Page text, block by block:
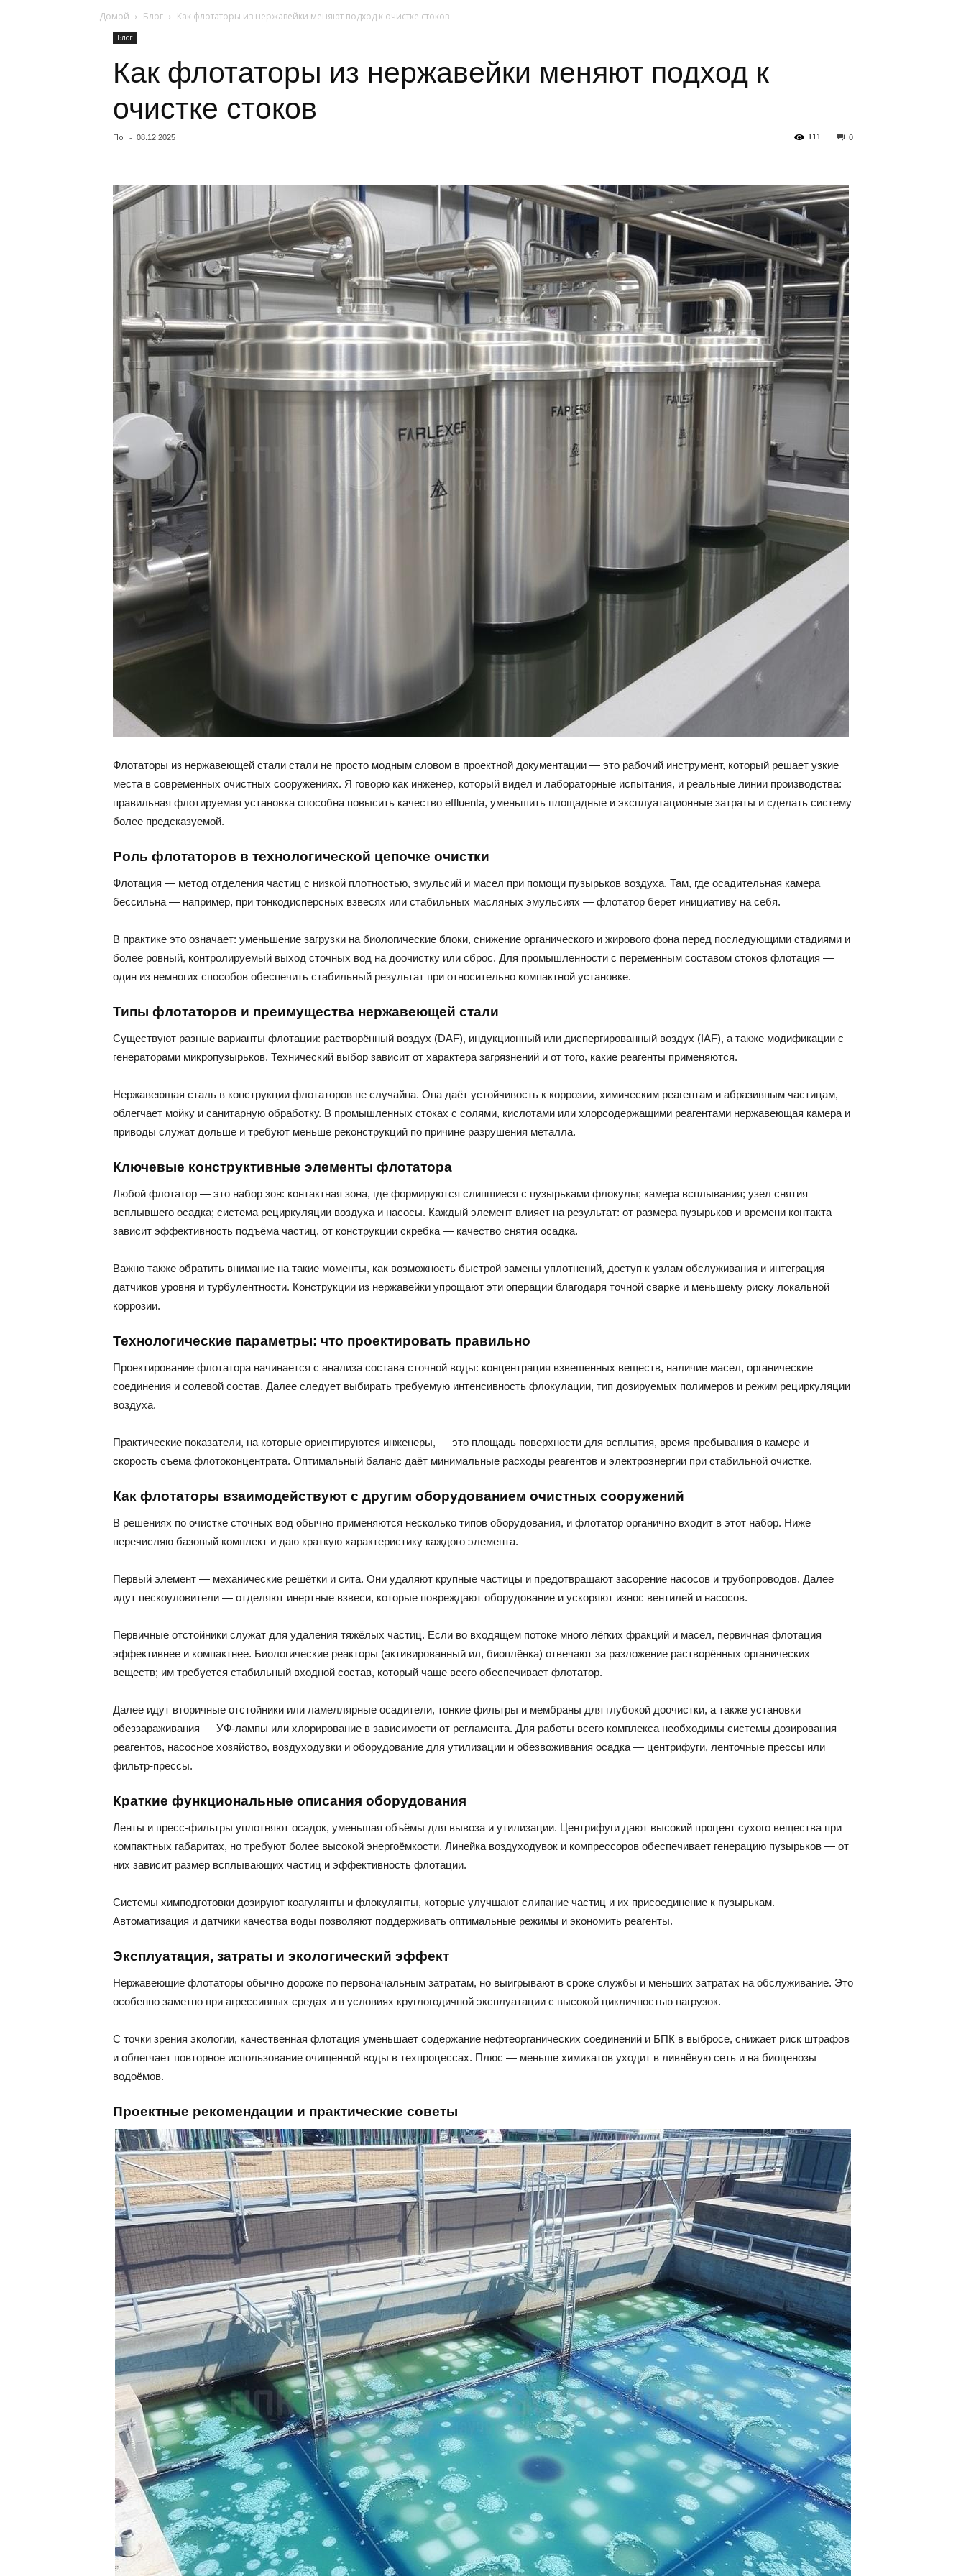
Домой Блог Как флотаторы из нержавейки меняют подход к очистке стоков
Блог
Как флотаторы из нержавейки меняют подход к
очистке стоков
По - 08.12.2025 0
111
Флотаторы из нержавеющей стали стали не просто модным словом в проектной документации — это рабочий инструмент, который решает узкие
места в современных очистных сооружениях. Я говорю как инженер, который видел и лабораторные испытания, и реальные линии производства:
правильная флотируемая установка способна повысить качество effluenta, уменьшить площадные и эксплуатационные затраты и сделать систему
более предсказуемой.
Роль флотаторов в технологической цепочке очистки
Флотация — метод отделения частиц с низкой плотностью, эмульсий и масел при помощи пузырьков воздуха. Там, где осадительная камера
бессильна — например, при тонкодисперсных взвесях или стабильных масляных эмульсиях — флотатор берет инициативу на себя.
В практике это означает: уменьшение загрузки на биологические блоки, снижение органического и жирового фона перед последующими стадиями и
более ровный, контролируемый выход сточных вод на доочистку или сброс. Для промышленности с переменным составом стоков флотация —
один из немногих способов обеспечить стабильный результат при относительно компактной установке.
Типы флотаторов и преимущества нержавеющей стали
Существуют разные варианты флотации: растворённый воздух (DAF), индукционный или диспергированный воздух (IAF), а также модификации с
генераторами микропузырьков. Технический выбор зависит от характера загрязнений и от того, какие реагенты применяются.
Нержавеющая сталь в конструкции флотаторов не случайна. Она даёт устойчивость к коррозии, химическим реагентам и абразивным частицам,
облегчает мойку и санитарную обработку. В промышленных стоках с солями, кислотами или хлорсодержащими реагентами нержавеющая камера и
приводы служат дольше и требуют меньше реконструкций по причине разрушения металла.
Ключевые конструктивные элементы флотатора
Любой флотатор — это набор зон: контактная зона, где формируются слипшиеся с пузырьками флокулы; камера всплывания; узел снятия
всплывшего осадка; система рециркуляции воздуха и насосы. Каждый элемент влияет на результат: от размера пузырьков и времени контакта
зависит эффективность подъёма частиц, от конструкции скребка — качество снятия осадка.
Важно также обратить внимание на такие моменты, как возможность быстрой замены уплотнений, доступ к узлам обслуживания и интеграция
датчиков уровня и турбулентности. Конструкции из нержавейки упрощают эти операции благодаря точной сварке и меньшему риску локальной
коррозии.
Технологические параметры: что проектировать правильно
Проектирование флотатора начинается с анализа состава сточной воды: концентрация взвешенных веществ, наличие масел, органические
соединения и солевой состав. Далее следует выбирать требуемую интенсивность флокулации, тип дозируемых полимеров и режим рециркуляции
воздуха.
Практические показатели, на которые ориентируются инженеры, — это площадь поверхности для всплытия, время пребывания в камере и
скорость съема флотоконцентрата. Оптимальный баланс даёт минимальные расходы реагентов и электроэнергии при стабильной очистке.
Как флотаторы взаимодействуют с другим оборудованием очистных сооружений
В решениях по очистке сточных вод обычно применяются несколько типов оборудования, и флотатор органично входит в этот набор. Ниже
перечисляю базовый комплект и даю краткую характеристику каждого элемента.
Первый элемент — механические решётки и сита. Они удаляют крупные частицы и предотвращают засорение насосов и трубопроводов. Далее
идут пескоуловители — отделяют инертные взвеси, которые повреждают оборудование и ускоряют износ вентилей и насосов.
Первичные отстойники служат для удаления тяжёлых частиц. Если во входящем потоке много лёгких фракций и масел, первичная флотация
эффективнее и компактнее. Биологические реакторы (активированный ил, биоплёнка) отвечают за разложение растворённых органических
веществ; им требуется стабильный входной состав, который чаще всего обеспечивает флотатор.
Далее идут вторичные отстойники или ламеллярные осадители, тонкие фильтры и мембраны для глубокой доочистки, а также установки
обеззараживания — УФ-лампы или хлорирование в зависимости от регламента. Для работы всего комплекса необходимы системы дозирования
реагентов, насосное хозяйство, воздуходувки и оборудование для утилизации и обезвоживания осадка — центрифуги, ленточные прессы или
фильтр-прессы.
Краткие функциональные описания оборудования
Ленты и пресс-фильтры уплотняют осадок, уменьшая объёмы для вывоза и утилизации. Центрифуги дают высокий процент сухого вещества при
компактных габаритах, но требуют более высокой энергоёмкости. Линейка воздуходувок и компрессоров обеспечивает генерацию пузырьков — от
них зависит размер всплывающих частиц и эффективность флотации.
Системы химподготовки дозируют коагулянты и флокулянты, которые улучшают слипание частиц и их присоединение к пузырькам.
Автоматизация и датчики качества воды позволяют поддерживать оптимальные режимы и экономить реагенты.
Эксплуатация, затраты и экологический эффект
Нержавеющие флотаторы обычно дороже по первоначальным затратам, но выигрывают в сроке службы и меньших затратах на обслуживание. Это
особенно заметно при агрессивных средах и в условиях круглогодичной эксплуатации с высокой цикличностью нагрузок.
С точки зрения экологии, качественная флотация уменьшает содержание нефтеорганических соединений и БПК в выбросе, снижает риск штрафов
и облегчает повторное использование очищенной воды в техпроцессах. Плюс — меньше химикатов уходит в ливнёвую сеть и на биоценозы
водоёмов.
Проектные рекомендации и практические советы